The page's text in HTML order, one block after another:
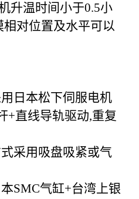
升温时间小于0.5小
相对位置及水平可以
日本松下伺服电机
+直线导轨驱动,重复
采用吸盘吸紧或气
SMC气缸+台湾上银